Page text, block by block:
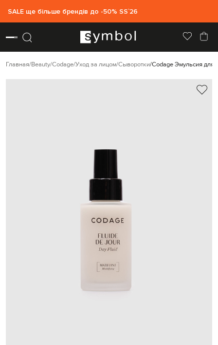
SALE ще більше брендів до -50% SS`26
Главная Beauty Codage Уход за лицом Сыворотки Codage Эмульсия для